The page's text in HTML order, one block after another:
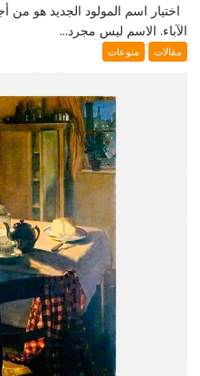
اختيار اسم المولود الجديد هو من
الآباء. الاسم ليس مجرد...
مقالات منوعات